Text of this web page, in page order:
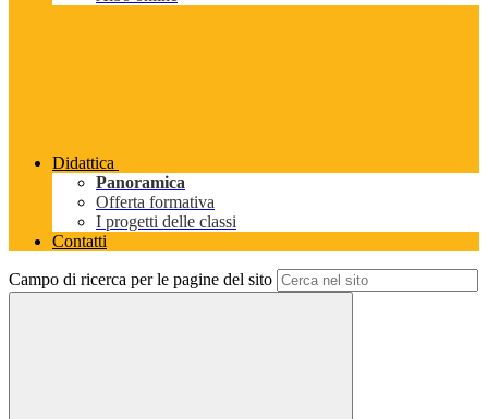
Didattica
Panoramica
Offerta formativa
I progetti delle classi
Contatti
Campo di ricerca per le pagine del sito